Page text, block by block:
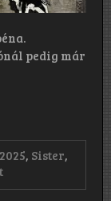
pedig már
2025, Sister,
on